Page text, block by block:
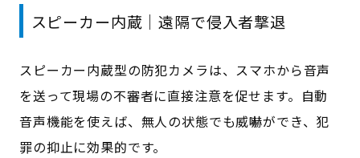
スピーカー内蔵｜遠隔で侵入者撃退
スピーカー内蔵型の防犯カメラは、スマホから音声
を送って現場の不審者に直接注意を促せます。自動
音声機能を使えば、無人の状態でも威嚇ができ、犯
罪の抑止に効果的です。